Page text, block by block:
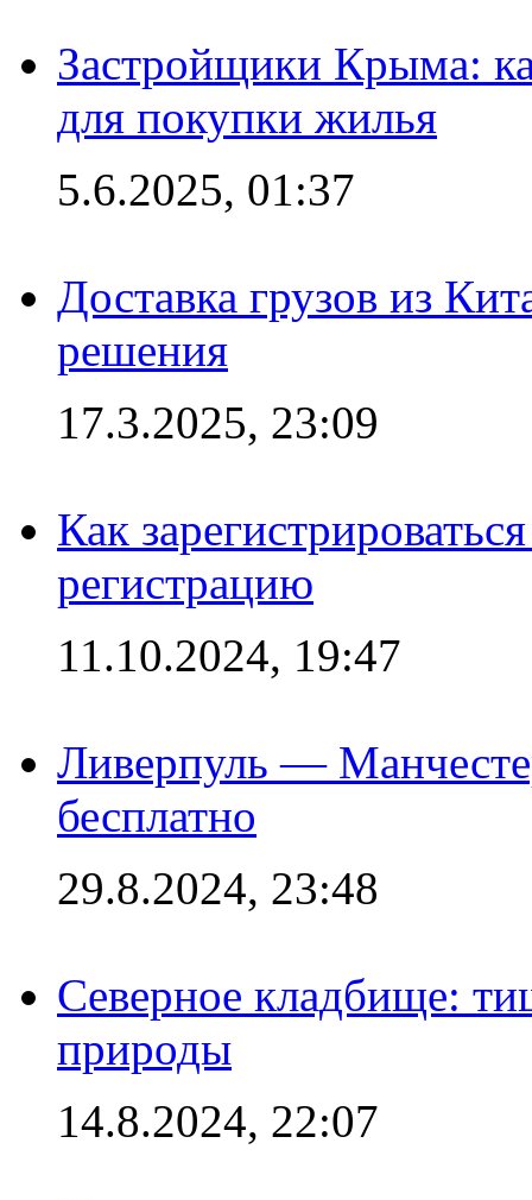
Застройщики Крыма:
для покупки жилья
5.6.2025, 01:37
Доставка грузов из
решения
17.3.2025, 23:09
Как
регистрацию
11.10.2024, 19:47
Ливерпуль —
бесплатно
29.8.2024, 23:48
Северное кладбище:
природы
14.8.2024, 22:07